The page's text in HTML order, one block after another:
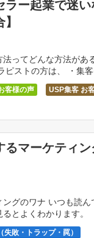
ー起業で迷
ってどんな方法があ
ストの方は、 ・集
客様の声
USP集客 お
マーケティン
グのワナ いつも読ん
るとよくわかります
敗・トラップ・罠）